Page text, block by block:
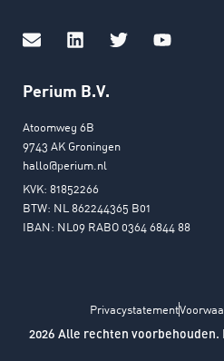
Perium B.V.
Atoomweg 6B
9743 AK Groningen
hallo@perium.nl
KVK: 81852266
BTW: NL 862244365 B01
IBAN: NL09 RABO 0364 6844 88
2026 Alle rechten voorbehouden.
Privacystatement